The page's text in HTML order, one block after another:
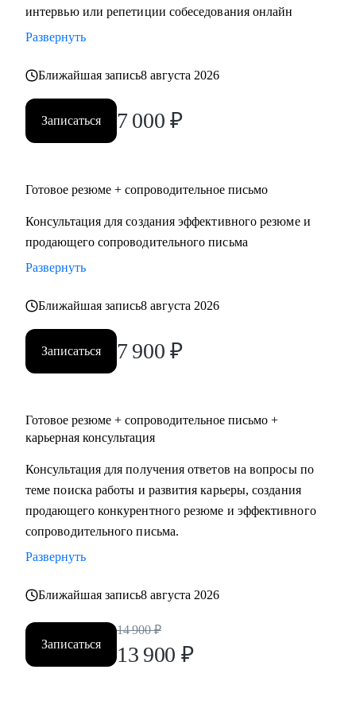
интервью или репетиции собеседования онлайн
Развернуть
Ближайшая запись8 августа 2026
Записаться 7 000 ₽
Готовое резюме + сопроводительное письмо
Консультация для создания эффективного резюме и
продающего сопроводительного письма
Развернуть
Ближайшая запись8 августа 2026
Записаться 7 900 ₽
Готовое резюме + сопроводительное письмо +
карьерная консультация
Консультация для получения ответов на вопросы по
теме поиска работы и развития карьеры, создания
продающего конкурентного резюме и эффективного
сопроводительного письма.
Развернуть
Ближайшая запись8 августа 2026
Записаться
14 900 ₽
13 900 ₽